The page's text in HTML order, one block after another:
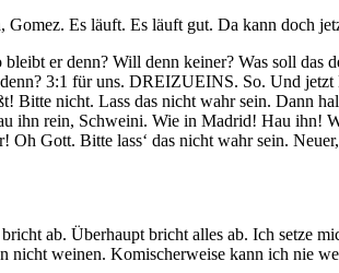
Gomez. Es läuft. Es läuft gut. Da kann doch
er denn? Will denn keiner? Was soll
3:1 für uns. DREIZUEINS. So. Und jetzt
nicht. Lass das nicht wahr sein. Dann
ihn rein, Schweini. Wie in Madrid! Hau
Gott. Bitte lass‘ das nicht wahr sein.
ab. Überhaupt bricht alles ab. Ich setze
weinen. Komischerweise kann ich nie